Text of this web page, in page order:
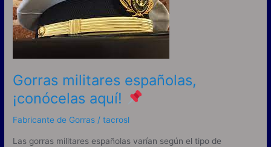
Gorras militares españolas,
¡conócelas aquí!
Fabricante de Gorras /tacrosl
Las gorras militares españolas varían según el tipo de